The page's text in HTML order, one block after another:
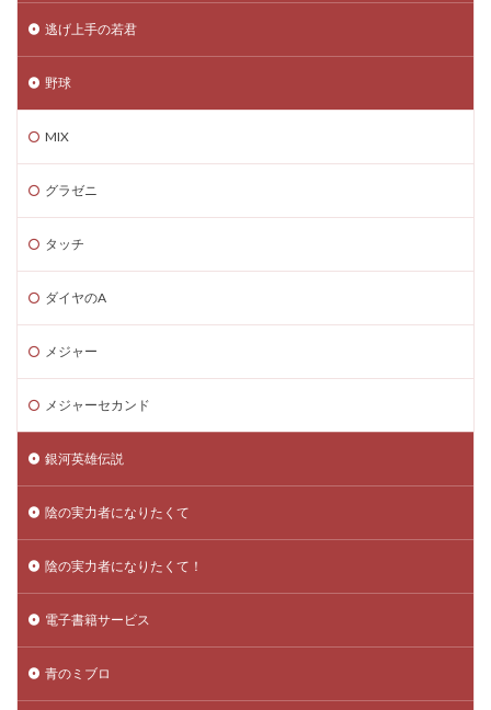
逃げ上手の若君
野球
MIX
グラゼニ
タッチ
ダイヤのA
メジャー
メジャーセカンド
銀河英雄伝説
陰の実力者になりたくて
陰の実力者になりたくて！
電子書籍サービス
青のミブロ